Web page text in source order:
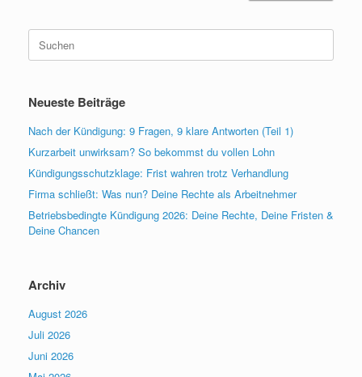
Suchen
nach:
Neueste Beiträge
Nach der Kündigung: 9 Fragen, 9 klare Antworten (Teil 1)
Kurzarbeit unwirksam? So bekommst du vollen Lohn
Kündigungsschutzklage: Frist wahren trotz Verhandlung
Firma schließt: Was nun? Deine Rechte als Arbeitnehmer
Betriebsbedingte Kündigung 2026: Deine Rechte, Deine Fristen &
Deine Chancen
Archiv
August 2026
Juli 2026
Juni 2026